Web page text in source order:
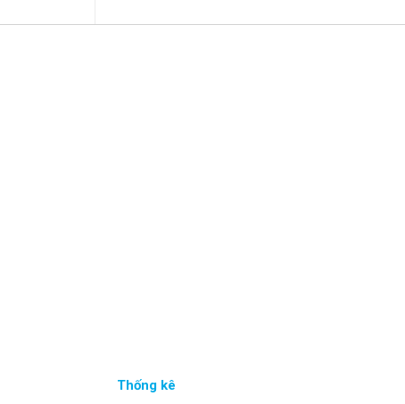
Thống kê